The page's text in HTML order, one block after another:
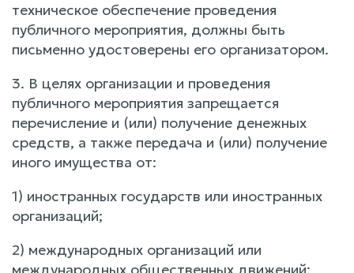
техническое обеспечение проведения
публичного мероприятия, должны быть
письменно удостоверены его организатором.
3. В целях организации и проведения
публичного мероприятия запрещается
перечисление и (или) получение денежных
средств, а также передача и (или) получение
иного имущества от:
1) иностранных государств или иностранных
организаций;
2) международных организаций или